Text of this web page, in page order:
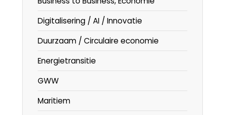
Digitalisering / AI / Innovatie
Duurzaam / Circulaire economie
Energietransitie
GWW
Maritiem